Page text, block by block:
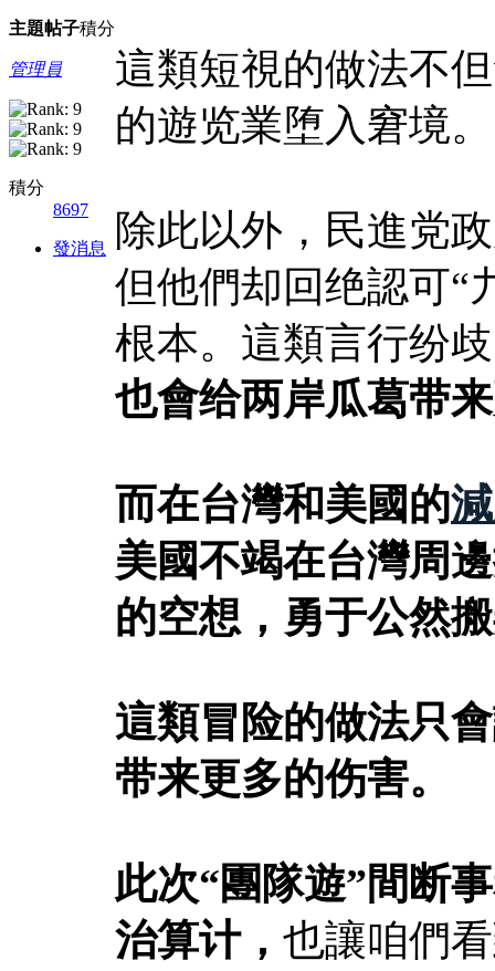
主題帖子積分
管理員
積分
8697
發消息
這類短視的做法不
的遊览業堕入窘境。
除此以外，民進党
但他們却回绝認可“
根本。這類言行纷
也會给两岸瓜葛带
而在台灣和美國的
美國不竭在台灣周
的空想，勇于公然
這類冒险的做法只
带来更多的伤害。
此次“團隊遊”間断
治算计， 也讓咱們